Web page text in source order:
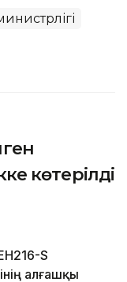
көтерілді
S
алғашқы